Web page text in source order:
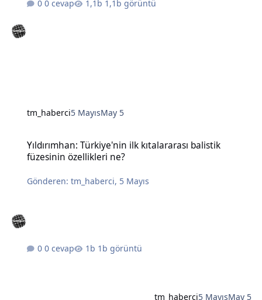
0 cevap
1,1b görüntü
tm_haberci5 MayısMay 5
Yıldırımhan: Türkiye'nin ilk kıtalararası balistik
füzesinin özellikleri ne?
Gönderen:tm_haberci, 5 Mayıs
0 cevap 1b görüntü
tm_haberci5 MayısMay 5